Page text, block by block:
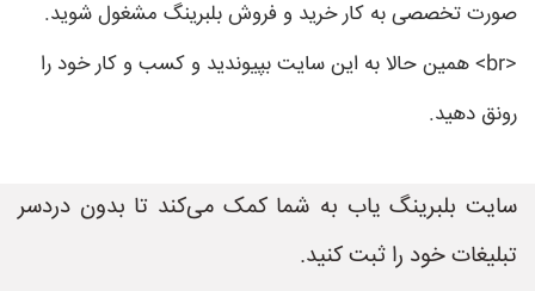
صورت تخصصی به کار خرید و فروش بلبرینگ مشغول شوید.
<br> همین حالا به این سایت بپیوندید و کسب و کار خود را
رونق دهید.
سایت بلبرینگ یاب به شما کمک می‌کند تا بدون دردسر
تبلیغات خود را ثبت کنید.